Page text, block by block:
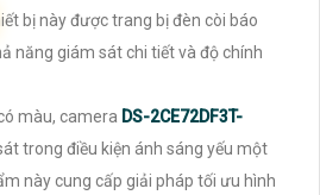
bị này được trang bị đèn còi báo
năng giám sát chi tiết và độ chính
màu, camera DS-2CE72DF3T-
trong điều kiện ánh sáng yếu một
này cung cấp giải pháp tối ưu hình